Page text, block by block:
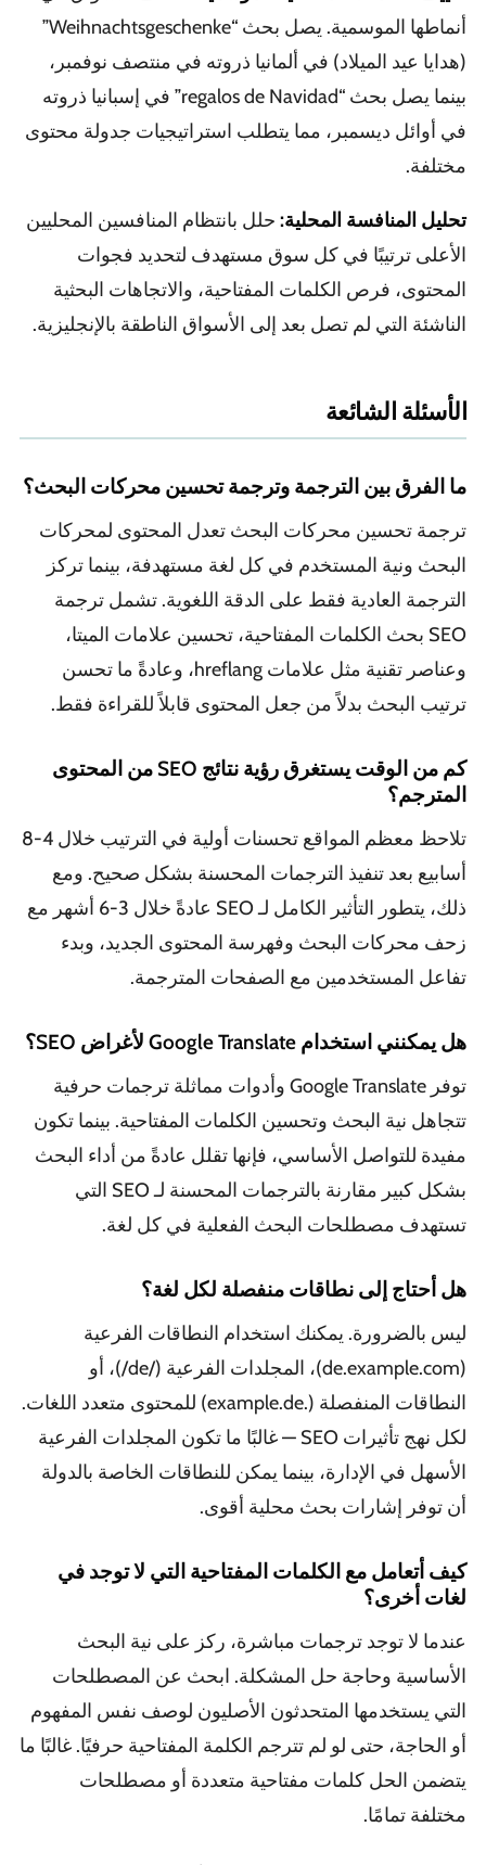
أنماطها الموسمية. يصل بحث “Weihnachtsgeschenke”
(هدايا عيد الميلاد) في ألمانيا ذروته في منتصف نوفمبر،
بينما يصل بحث “regalos de Navidad” في إسبانيا ذروته
في أوائل ديسمبر، مما يتطلب استراتيجيات جدولة محتوى
مختلفة.
تحليل المنافسة المحلية: حلل بانتظام المنافسين المحليين
الأعلى ترتيبًا في كل سوق مستهدف لتحديد فجوات
المحتوى، فرص الكلمات المفتاحية، والاتجاهات البحثية
الناشئة التي لم تصل بعد إلى الأسواق الناطقة بالإنجليزية.
الأسئلة الشائعة
ما الفرق بين الترجمة وترجمة تحسين محركات البحث؟
ترجمة تحسين محركات البحث تعدل المحتوى لمحركات
البحث ونية المستخدم في كل لغة مستهدفة، بينما تركز
الترجمة العادية فقط على الدقة اللغوية. تشمل ترجمة
SEO بحث الكلمات المفتاحية، تحسين علامات الميتا،
وعناصر تقنية مثل علامات hreflang، وعادةً ما تحسن
ترتيب البحث بدلاً من جعل المحتوى قابلاً للقراءة فقط.
كم من الوقت يستغرق رؤية نتائج SEO من المحتوى
المترجم؟
تلاحظ معظم المواقع تحسنات أولية في الترتيب خلال 4-8
أسابيع بعد تنفيذ الترجمات المحسنة بشكل صحيح. ومع
ذلك، يتطور التأثير الكامل لـ SEO عادةً خلال 3-6 أشهر مع
زحف محركات البحث وفهرسة المحتوى الجديد، وبدء
تفاعل المستخدمين مع الصفحات المترجمة.
هل يمكنني استخدام Google Translate لأغراض SEO؟
توفر Google Translate وأدوات مماثلة ترجمات حرفية
تتجاهل نية البحث وتحسين الكلمات المفتاحية. بينما تكون
مفيدة للتواصل الأساسي، فإنها تقلل عادةً من أداء البحث
بشكل كبير مقارنة بالترجمات المحسنة لـ SEO التي
تستهدف مصطلحات البحث الفعلية في كل لغة.
هل أحتاج إلى نطاقات منفصلة لكل لغة؟
ليس بالضرورة. يمكنك استخدام النطاقات الفرعية
(de.example.com)، المجلدات الفرعية (/de/)، أو
النطاقات المنفصلة (.example.de) للمحتوى متعدد اللغات.
لكل نهج تأثيرات SEO — غالبًا ما تكون المجلدات الفرعية
الأسهل في الإدارة، بينما يمكن للنطاقات الخاصة بالدولة
أن توفر إشارات بحث محلية أقوى.
كيف أتعامل مع الكلمات المفتاحية التي لا توجد في
لغات أخرى؟
عندما لا توجد ترجمات مباشرة، ركز على نية البحث
الأساسية وحاجة حل المشكلة. ابحث عن المصطلحات
التي يستخدمها المتحدثون الأصليون لوصف نفس المفهوم
أو الحاجة، حتى لو لم تترجم الكلمة المفتاحية حرفيًا. غالبًا ما
يتضمن الحل كلمات مفتاحية متعددة أو مصطلحات
مختلفة تمامًا.